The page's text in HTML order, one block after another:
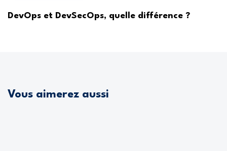
DevOps et DevSecOps, quelle différence ?
Vous aimerez aussi